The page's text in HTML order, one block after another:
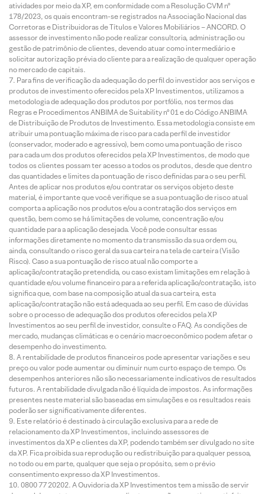
atividades por meio da XP, em conformidade com a Resolução CVM nº
178/2023, os quais encontram-se registrados na Associação Nacional das
Corretoras e Distribuidoras de Títulos e Valores Mobiliários – ANCORD. O
assessor de investimento não pode realizar consultoria, administração ou
gestão de patrimônio de clientes, devendo atuar como intermediário e
solicitar autorização prévia do cliente para a realização de qualquer operação
no mercado de capitais.
Para fins de verificação da adequação do perfil do investidor aos serviços e
produtos de investimento oferecidos pela XP Investimentos, utilizamos a
metodologia de adequação dos produtos por portfólio, nos termos das
Regras e Procedimentos ANBIMA de Suitability nº 01 e do Código ANBIMA
de Distribuição de Produtos de Investimento. Essa metodologia consiste em
atribuir uma pontuação máxima de risco para cada perfil de investidor
(conservador, moderado e agressivo), bem como uma pontuação de risco
para cada um dos produtos oferecidos pela XP Investimentos, de modo que
todos os clientes possam ter acesso a todos os produtos, desde que dentro
das quantidades e limites da pontuação de risco definidas para o seu perfil.
Antes de aplicar nos produtos e/ou contratar os serviços objeto deste
material, é importante que você verifique se a sua pontuação de risco atual
comporta a aplicação nos produtos e/ou a contratação dos serviços em
questão, bem como se há limitações de volume, concentração e/ou
quantidade para a aplicação desejada. Você pode consultar essas
informações diretamente no momento da transmissão da sua ordem ou,
ainda, consultando o risco geral da sua carteira na tela de carteira (Visão
Risco). Caso a sua pontuação de risco atual não comporte a
aplicação/contratação pretendida, ou caso existam limitações em relação à
quantidade e/ou volume financeiro para a referida aplicação/contratação, isto
significa que, com base na composição atual da sua carteira, esta
aplicação/contratação não está adequada ao seu perfil. Em caso de dúvidas
sobre o processo de adequação dos produtos oferecidos pela XP
Investimentos ao seu perfil de investidor, consulte o FAQ. As condições de
mercado, mudanças climáticas e o cenário macroeconômico podem afetar o
desempenho do investimento.
A rentabilidade de produtos financeiros pode apresentar variações e seu
preço ou valor pode aumentar ou diminuir num curto espaço de tempo. Os
desempenhos anteriores não são necessariamente indicativos de resultados
futuros. A rentabilidade divulgada não é líquida de impostos. As informações
presentes neste material são baseadas em simulações e os resultados reais
poderão ser significativamente diferentes.
Este relatório é destinado à circulação exclusiva para a rede de
relacionamento da XP Investimentos, incluindo assessores de
investimentos da XP e clientes da XP, podendo também ser divulgado no site
da XP. Fica proibida sua reprodução ou redistribuição para qualquer pessoa,
no todo ou em parte, qualquer que seja o propósito, sem o prévio
consentimento expresso da XP Investimentos.
0800 77 20202. A Ouvidoria da XP Investimentos tem a missão de servir